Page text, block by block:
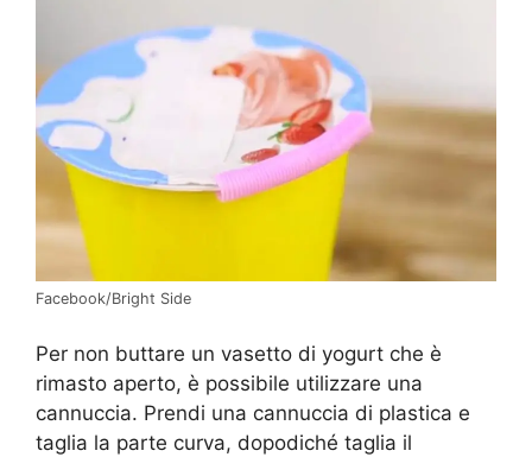
Facebook/Bright Side
Per non buttare un vasetto di yogurt che è
rimasto aperto, è possibile utilizzare una
cannuccia. Prendi una cannuccia di plastica e
taglia la parte curva, dopodiché taglia il